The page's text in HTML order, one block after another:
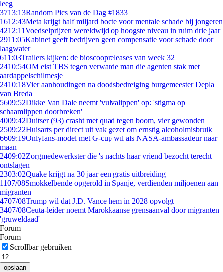
leeg
3713:13Random Pics van de Dag #1833
1612:43Meta krijgt half miljard boete voor mentale schade bij jongeren
4212:11Voedselprijzen wereldwijd op hoogste niveau in ruim drie jaar
2911:05Kabinet geeft bedrijven geen compensatie voor schade door
laagwater
611:03Trailers kijken: de bioscoopreleases van week 32
2410:54OM eist TBS tegen verwarde man die agenten stak met
aardappelschilmesje
2410:18Vier aanhoudingen na doodsbedreiging burgemeester Depla
van Breda
5609:52Dikke Van Dale neemt 'vulvalippen' op: 'stigma op
schaamlippen doorbreken'
4009:42Duitser (93) crasht met quad tegen boom, vier gewonden
2509:22Huisarts per direct uit vak gezet om ernstig alcoholmisbruik
6609:19Onlyfans-model met G-cup wil als NASA-ambassadeur naar
maan
2409:02Zorgmedewerkster die 's nachts haar vriend bezocht terecht
ontslagen
2303:02Quake krijgt na 30 jaar een gratis uitbreiding
1107/08Smokkelbende opgerold in Spanje, verdienden miljoenen aan
migranten
4707/08Trump wil dat J.D. Vance hem in 2028 opvolgt
3407/08Ceuta-leider noemt Marokkaanse grensaanval door migranten
'gruweldaad'
Forum
Forum
Scrollbar gebruiken
opslaan